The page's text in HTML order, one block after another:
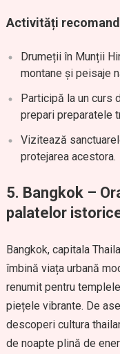
Activități
Drumeții în Munții
montane și peisaje
Participă la un curs
prepari preparatele
Vizitează
protejarea acestora.
5. Bangkok –
palatelor
Bangkok, capitala
îmbină viața urbană
renumit pentru
piețele vibrante. De
descoperi cultura
de noapte plină de